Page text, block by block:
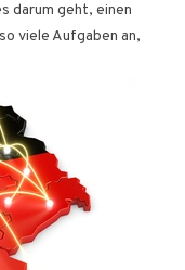
darum geht, einen
viele Aufgaben an,